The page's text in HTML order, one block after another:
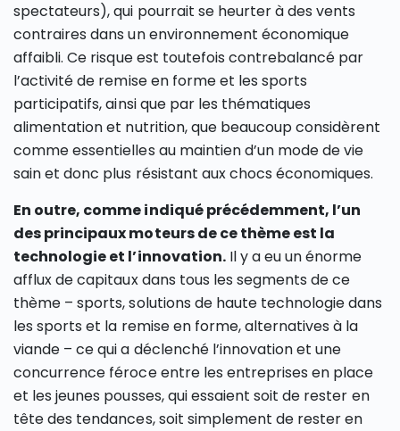
spectateurs), qui pourrait se heurter à des vents
contraires dans un environnement économique
affaibli. Ce risque est toutefois contrebalancé par
l’activité de remise en forme et les sports
participatifs, ainsi que par les thématiques
alimentation et nutrition, que beaucoup considèrent
comme essentielles au maintien d’un mode de vie
sain et donc plus résistant aux chocs économiques.
En outre, comme indiqué précédemment, l’un
des principaux moteurs de ce thème est la
technologie et l’innovation.Il y a eu un énorme
afflux de capitaux dans tous les segments de ce
thème – sports, solutions de haute technologie dans
les sports et la remise en forme, alternatives à la
viande – ce qui a déclenché l’innovation et une
concurrence féroce entre les entreprises en place
et les jeunes pousses, qui essaient soit de rester en
tête des tendances, soit simplement de rester en